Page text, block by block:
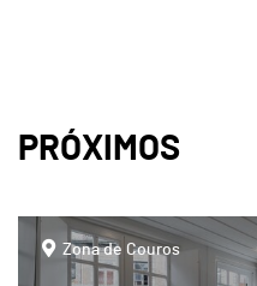
PRÓXIMOS
page
Zona de Couros